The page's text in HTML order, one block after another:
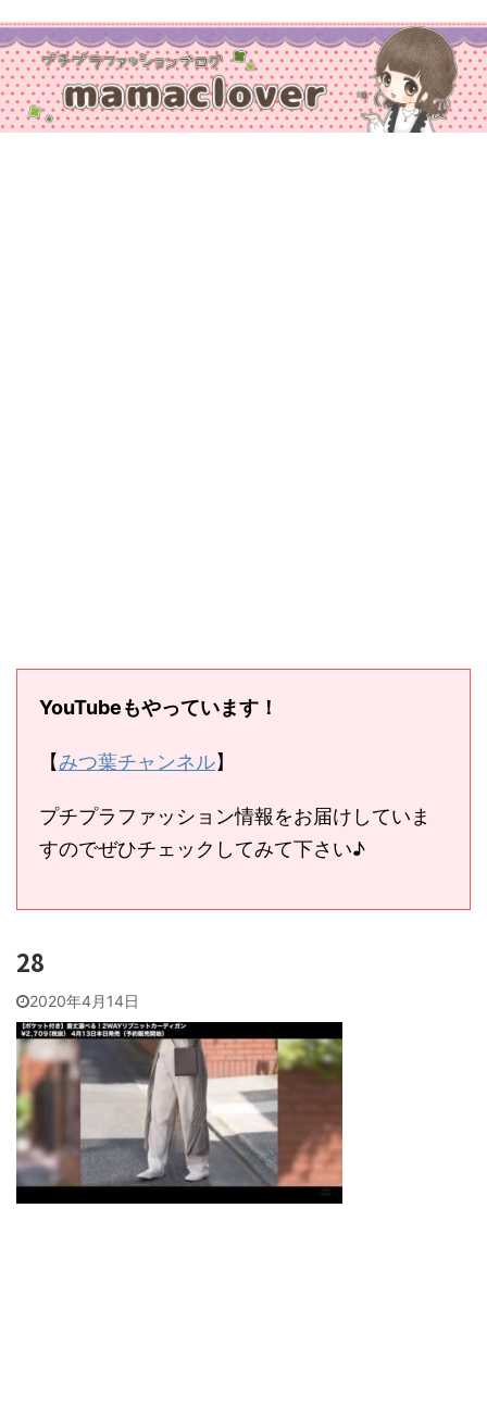
YouTubeもやっています！
【みつ葉チャンネル】
プチプラファッション情報をお届けしていま
すのでぜひチェックしてみて下さい♪
28
2020年4月14日